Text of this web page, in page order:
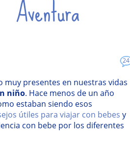
24
muy presentes en nuestras vidas
niño. Hace menos de un año
estaban siendo esos
útiles para viajar con bebes y
con bebe por los diferentes